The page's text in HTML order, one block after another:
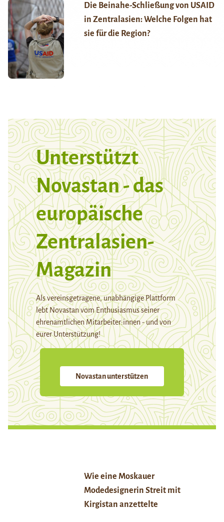
Die Beinahe-Schließung von USAID
in Zentralasien: Welche Folgen hat
sie für die Region?
Unterstützt
Novastan - das
europäische
Zentralasien-
Magazin
Als vereinsgetragene, unabhängige Plattform
lebt Novastan vom Enthusiasmus seiner
ehrenamtlichen Mitarbeiter:innen - und von
eurer Unterstützung!
Novastan unterstützen
Wie eine Moskauer
Modedesignerin Streit mit
Kirgistan anzettelte